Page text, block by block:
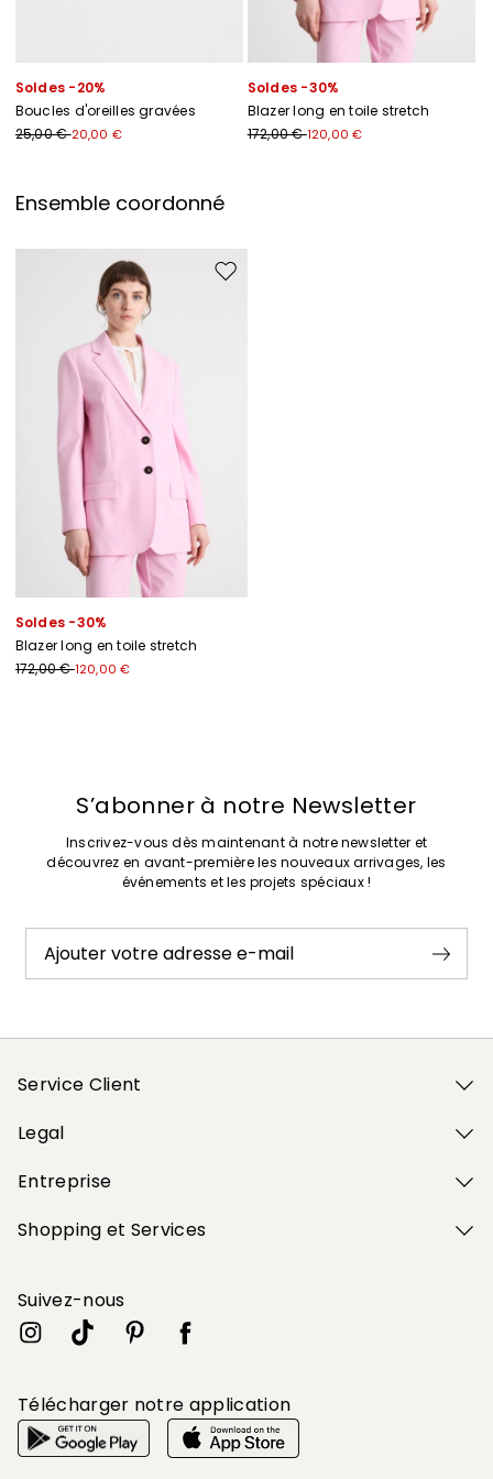
Soldes -20%
Boucles d'oreilles gravées
25,00 €20,00 €
Soldes -30%
Blazer long en toile stretch
172,00 €120,00 €
Ensemble coordonné
Ajouter vers la liste de souhaits
Soldes -30%
Blazer long en toile stretch
172,00 €120,00 €
S’abonner à notre Newsletter
Inscrivez-vous dès maintenant à notre newsletter et
découvrez en avant-première les nouveaux arrivages, les
événements et les projets spéciaux !
Ajouter votre adresse e-mail
Service Client
Legal
Entreprise
Shopping et Services
Suivez-nous
Télécharger notre application